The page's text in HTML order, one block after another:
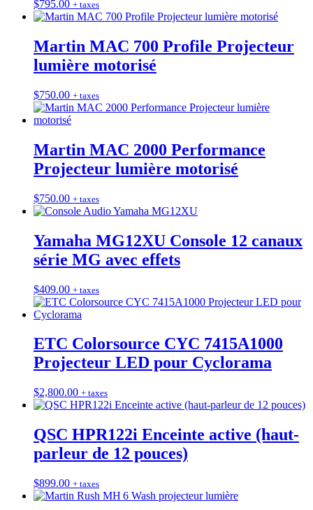
$795.00 + taxes
Martin MAC 700 Profile Projecteur
lumière motorisé
$750.00 + taxes
Martin MAC 2000 Performance
Projecteur lumière motorisé
$750.00 + taxes
Yamaha MG12XU Console 12 canaux
série MG avec effets
$409.00 + taxes
ETC Colorsource CYC 7415A1000
Projecteur LED pour Cyclorama
$2,800.00 + taxes
QSC HPR122i Enceinte active (haut-
parleur de 12 pouces)
$899.00 + taxes